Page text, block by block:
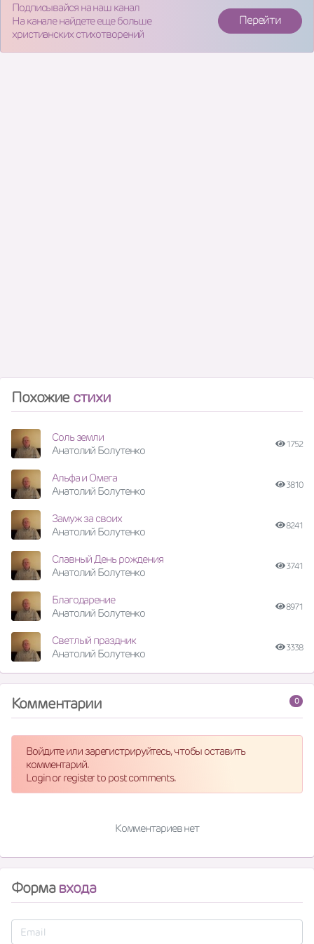
Подписывайся на наш канал
На канале найдете еще больше
христианских стихотворений
Перейти
Похожие стихи
Соль земли
Анатолий Болутенко
1752
Альфа и Омега
Анатолий Болутенко
3810
Замуж за своих
Анатолий Болутенко
8241
Славный День рождения
Анатолий Болутенко
3741
Благодарение
Анатолий Болутенко
8971
Светлый праздник
Анатолий Болутенко
3338
0
Комментарии
Войдите или зарегистрируйтесь, чтобы оставить
комментарий.
Login or register to post comments.
Комментариев нет
Формавхода